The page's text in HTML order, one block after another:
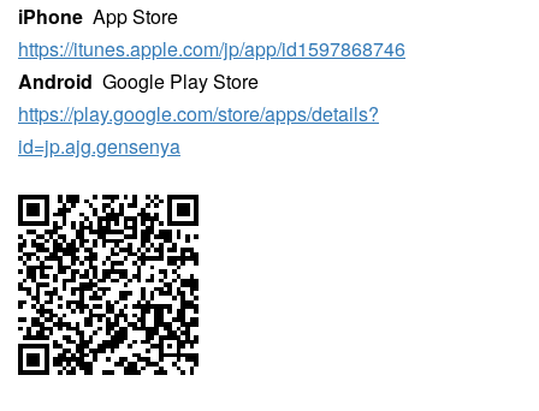
iPhone App Store
https://itunes.apple.com/jp/app/id1597868746
Android Google Play Store
https://play.google.com/store/apps/details?
id=jp.ajg.gensenya